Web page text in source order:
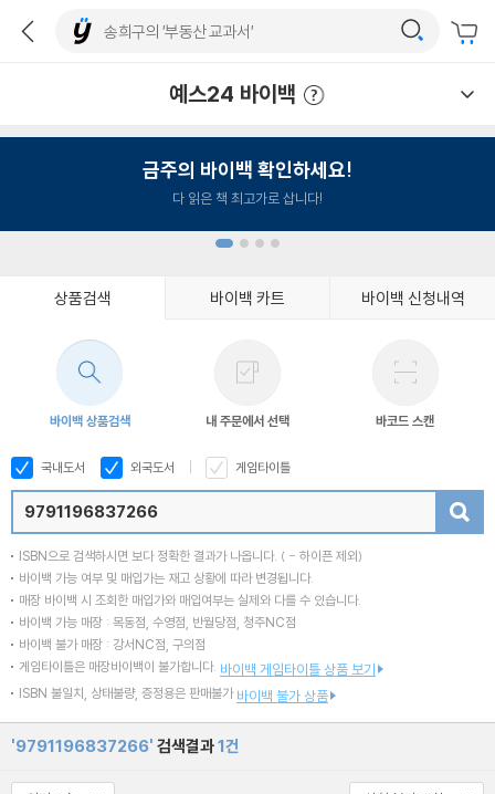
예스24 바이백
금주의 바이백 확인하세요!
다 읽은 책 최고가로 삽니다!
상품검색 바이백 카트 바이백 신청내역
바이백 상품검색 내 주문에서 선택 바코드 스캔
국내도서 외국도서 게임타이틀
ISBN으로 검색하시면 보다 정확한 결과가 나옵니다. ( - 하이픈 제외)
바이백 가능 여부 및 매입가는 재고 상황에 따라 변경됩니다.
매장 바이백 시 조회한 매입가와 매입여부는 실제와 다를 수 있습니다.
바이백 가능 매장 : 목동점, 수영점, 반월당점, 청주NC점
바이백 불가 매장 : 강서NC점, 구의점
게임타이틀은 매장바이백이 불가합니다. 바이백 게임타이틀 상품 보기
ISBN 불일치, 상태불량, 증정용은 판매불가 바이백 불가 상품
'9791196837266' 검색결과1건